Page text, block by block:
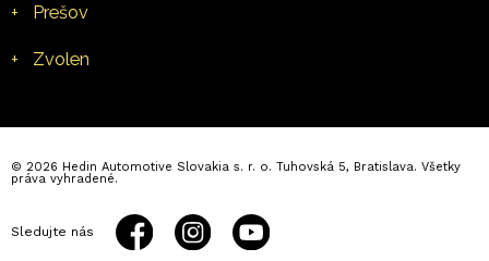
+ Prešov
+ Zvolen
© 2026 Hedin Automotive Slovakia s. r. o. Tuhovská 5, Bratislava. Všetky
práva vyhradené.
Sledujte nás